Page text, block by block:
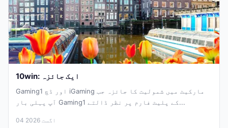
10win: ایک جائزہ
Gaming1 اور ڈچ iGaming مارکیٹ میں شمولیت کا جائزہ جب
آپ پہلی بار Gaming1 کے پلیٹ فارم پر نظر ڈالتے...
04 اگست 2026